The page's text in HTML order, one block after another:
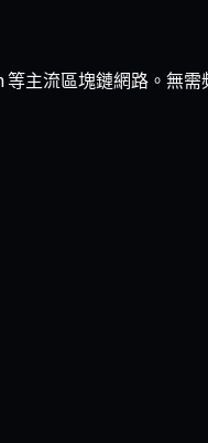
主流區塊鏈網路。無